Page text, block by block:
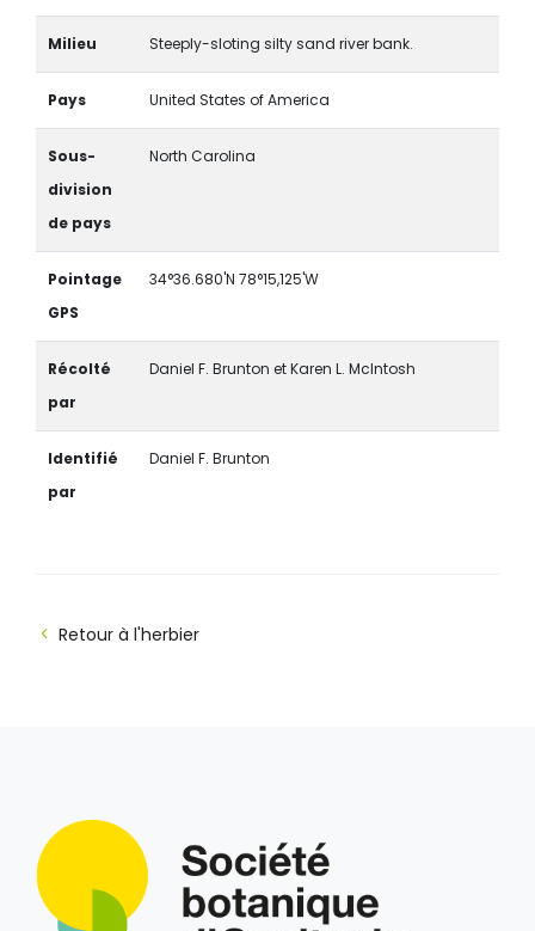
Milieu Steeply-sloting silty sand river bank.
Pays United States of America
Sous-
division
de pays
North Carolina
Pointage
GPS
34°36.680'N 78°15,125'W
Récolté
par
Daniel F. Brunton et Karen L. McIntosh
Identifié
par
Daniel F. Brunton
Retour à l'herbier